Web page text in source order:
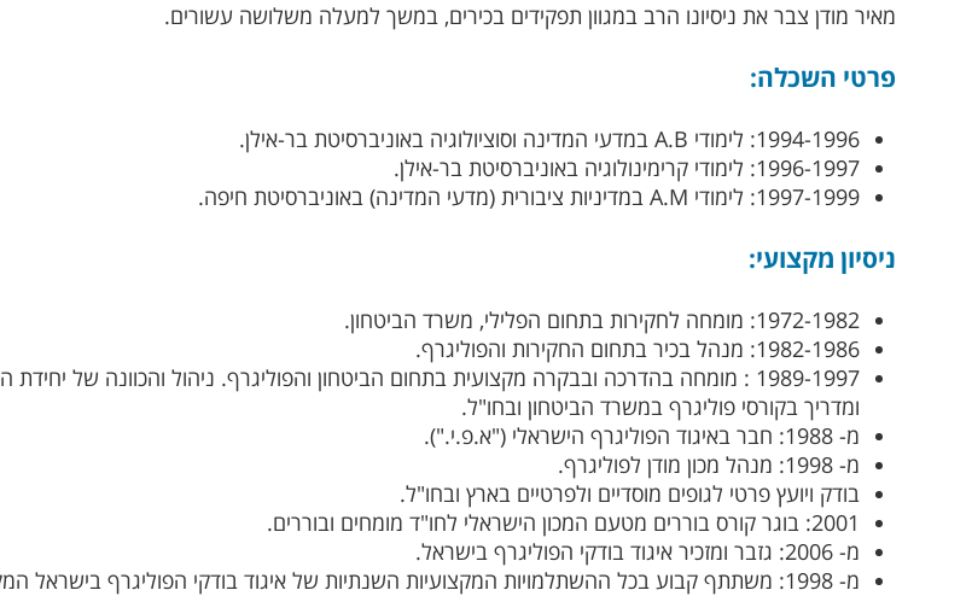
מאיר מודן צבר את ניסיונו הרב במגוון תפקידים בכירים, במשך למעלה משלושה עשורים.
פרטי השכלה:
1994-1996: לימודי A.B במדעי המדינה וסוציולוגיה באוניברסיטת בר-אילן.
1996-1997: לימודי קרימינולוגיה באוניברסיטת בר-אילן.
1997-1999: לימודי A.M במדיניות ציבורית (מדעי המדינה) באוניברסיטת חיפה.
ניסיון מקצועי:
1972-1982: מומחה לחקירות בתחום הפלילי, משרד הביטחון.
1982-1986: מנהל בכיר בתחום החקירות והפוליגרף.
1989-1997 : מומחה בהדרכה ובבקרה מקצועית בתחום הביטחון והפוליגרף. ניהול והכוונה של
ומדריך בקורסי פוליגרף במשרד הביטחון ובחו"ל.
מ- 1988: חבר באיגוד הפוליגרף הישראלי ("א.פ.י.").
מ- 1998: מנהל מכון מודן לפוליגרף.
בודק ויועץ פרטי לגופים מוסדיים ולפרטיים בארץ ובחו"ל.
2001: בוגר קורס בוררים מטעם המכון הישראלי לחו"ד מומחים ובוררים.
מ- 2006: גזבר ומזכיר איגוד בודקי הפוליגרף בישראל.
מ- 1998: משתתף קבוע בכל ההשתלמויות המקצועיות השנתיות של איגוד בודקי הפוליגרף בישראל המקנים חברות ביחידת סמך של איגוד הפוליגרף האמריקאי APA.